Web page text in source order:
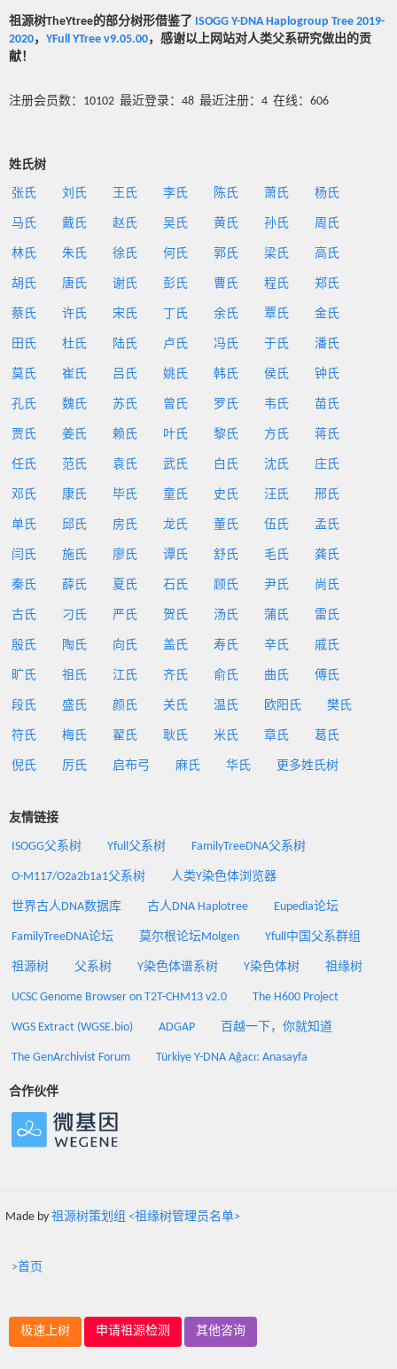
祖源树TheYtree的部分树形借鉴了 ISOGG Y-DNA Haplogroup Tree 2019-
2020， YFull YTree v9.05.00，感谢以上网站对人类父系研究做出的贡
献！
注册会员数：10102 最近登录：48 最近注册：4 在线：606
姓氏树
张氏 刘氏 王氏 李氏 陈氏 萧氏 杨氏
马氏 戴氏 赵氏 吴氏 黄氏 孙氏 周氏
林氏 朱氏 徐氏 何氏 郭氏 梁氏 高氏
胡氏 唐氏 谢氏 彭氏 曹氏 程氏 郑氏
蔡氏 许氏 宋氏 丁氏 余氏 覃氏 金氏
田氏 杜氏 陆氏 卢氏 冯氏 于氏 潘氏
莫氏 崔氏 吕氏 姚氏 韩氏 侯氏 钟氏
孔氏 魏氏 苏氏 曾氏 罗氏 韦氏 苗氏
贾氏 姜氏 赖氏 叶氏 黎氏 方氏 蒋氏
任氏 范氏 袁氏 武氏 白氏 沈氏 庄氏
邓氏 康氏 毕氏 童氏 史氏 汪氏 邢氏
单氏 邱氏 房氏 龙氏 董氏 伍氏 孟氏
闫氏 施氏 廖氏 谭氏 舒氏 毛氏 龚氏
秦氏 薛氏 夏氏 石氏 顾氏 尹氏 尚氏
古氏 刁氏 严氏 贺氏 汤氏 蒲氏 雷氏
殷氏 陶氏 向氏 盖氏 寿氏 辛氏 戚氏
旷氏 祖氏 江氏 齐氏 俞氏 曲氏 傅氏
段氏 盛氏 颜氏 关氏 温氏 欧阳氏 樊氏
符氏 梅氏 翟氏 耿氏 米氏 章氏 葛氏
倪氏 厉氏 启布弓 麻氏 华氏 更多姓氏树
友情链接
ISOGG父系树 Yfull父系树 FamilyTreeDNA父系树
O-M117/O2a2b1a1父系树 人类Y染色体浏览器
世界古人DNA数据库 古人DNA Haplotree Eupedia论坛
FamilyTreeDNA论坛 莫尔根论坛Molgen Yfull中国父系群组
祖源树 父系树 Y染色体谱系树 Y染色体树 祖缘树
UCSC Genome Browser on T2T-CHM13 v2.0 The H600 Project
WGS Extract (WGSE.bio) ADGAP 百越一下，你就知道
The GenArchivist Forum Türkiye Y-DNA Ağacı: Anasayfa
合作伙伴
Made by 祖源树策划组 <祖缘树管理员名单>
>首页
极速上树 申请祖源检测 其他咨询